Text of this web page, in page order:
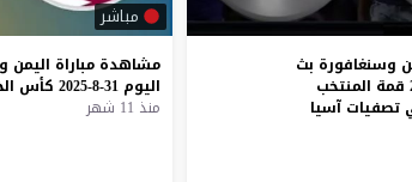
وسنغافورة بث
مباشر اليوم 3-9-2025 قمة المنتخب
تصفيات آسيا
مباشر
مشاهدة مباراة اليمن
اليوم 31-8-2025 كأس
منذ 11 شهر